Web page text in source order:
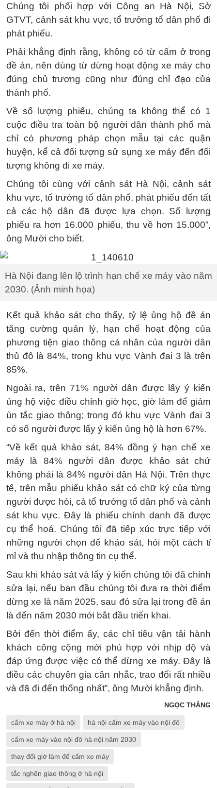
Chúng tôi phối hợp với Công an Hà Nội, Sở
GTVT, cảnh sát khu vực, tổ trưởng tổ dân phố đi
phát phiếu.
Phải khẳng định rằng, không có từ cấm ở trong
đề án, nên dùng từ dừng hoạt động xe máy cho
đúng chủ trương cũng như đúng chỉ đạo của
thành phố.
Về số lượng phiếu, chúng ta không thể có 1
cuộc điều tra toàn bộ người dân thành phố mà
chỉ có phương pháp chọn mẫu tại các quận
huyện, kể cả đối tượng sử sụng xe máy đến đối
tượng không đi xe máy.
Chúng tôi cùng với cảnh sát Hà Nội, cảnh sát
khu vực, tổ trưởng tổ dân phố, phát phiếu đến tất
cả các hộ dân đã được lựa chọn. Số lượng
phiếu ra hơn 16.000 phiếu, thu về hơn 15.000”,
ông Mười cho biết.
Hà Nội đang lên lộ trình hạn chế xe máy vào năm
2030. (Ảnh minh họa)
Kết quả khảo sát cho thấy, tỷ lệ ủng hộ đề án
tăng cường quản lý, hạn chế hoạt động của
phương tiện giao thông cá nhân của người dân
thủ đô là 84%, trong khu vực Vành đai 3 là trên
85%.
Ngoài ra, trên 71% người dân được lấy ý kiến
ủng hộ việc điều chỉnh giờ học, giờ làm để giảm
ùn tắc giao thông; trong đó khu vực Vành đai 3
có số người được lấy ý kiến ủng hộ là hơn 67%.
“Về kết quả khảo sát, 84% đồng ý hạn chế xe
máy là 84% người dân được khảo sát chứ
không phải là 84% người dân Hà Nội. Trên thực
tế, trên mẫu phiếu khảo sát có chữ ký của từng
người được hỏi, cả tổ trưởng tổ dân phố và cảnh
sát khu vực. Đây là phiếu chính danh đã được
cụ thể hoá. Chúng tôi đã tiếp xúc trực tiếp với
những người chọn để khảo sát, hỏi một cách tỉ
mỉ và thu nhập thông tin cụ thể.
Sau khi khảo sát và lấy ý kiến chúng tôi đã chỉnh
sửa lại, nếu ban đầu chúng tôi đưa ra thời điểm
dừng xe là năm 2025, sau đó sửa lại trong đề án
là đến năm 2030 mới bắt đầu triển khai.
Bởi đến thời điểm ấy, các chỉ tiêu vận tải hành
khách công cộng mới phù hợp với nhịp độ và
đáp ứng được việc có thể dừng xe máy. Đây là
điều các chuyên gia cân nhắc, trao đổi rất nhiều
và đã đi đến thống nhất”, ông Mười khẳng định.
NGỌC THẮNG
cấm xe máy ở hà nội hà nội cấm xe máy vào nội đô
cấm xe máy vào nội đô hà nội năm 2030
thay đổi giờ làm để cấm xe máy
tắc nghẽn giao thông ở hà nội